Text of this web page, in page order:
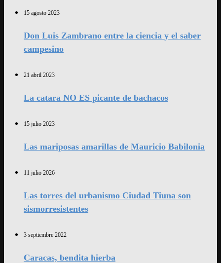
15 agosto 2023
Don Luis Zambrano entre la ciencia y el saber
campesino
21 abril 2023
La catara NO ES picante de bachacos
15 julio 2023
Las mariposas amarillas de Mauricio Babilonia
11 julio 2026
Las torres del urbanismo Ciudad Tiuna son
sismorresistentes
3 septiembre 2022
Caracas, bendita hierba